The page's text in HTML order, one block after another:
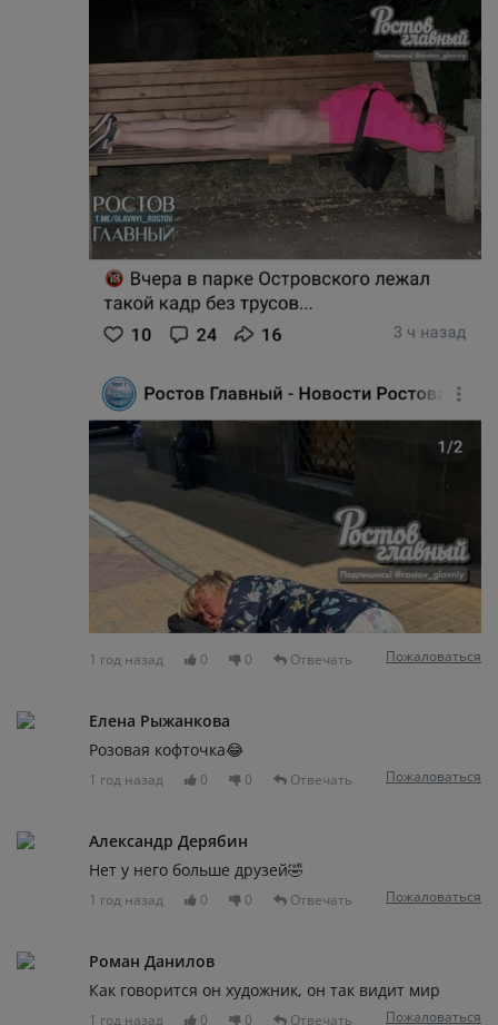
1 год назад 0 0 Отвечать Пожаловаться
Елена Рыжанкова
Розовая кофточка😂
1 год назад 0 0 Отвечать Пожаловаться
Александр Дерябин
Нет у него больше друзей🤣
1 год назад 0 0 Отвечать Пожаловаться
Роман Данилов
Как говорится он художник, он так видит мир
1 год назад 0 0 Отвечать Пожаловаться